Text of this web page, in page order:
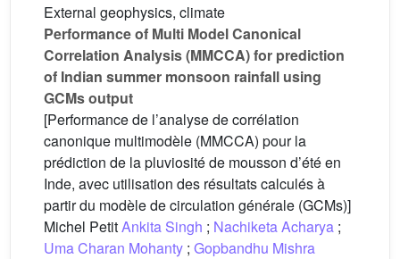
External geophysics, climate
Performance of Multi Model Canonical
Correlation Analysis (MMCCA) for prediction
of Indian summer monsoon rainfall using
GCMs output
[Performance de l’analyse de corrélation
canonique multimodèle (MMCCA) pour la
prédiction de la pluviosité de mousson d’été en
Inde, avec utilisation des résultats calculés à
partir du modèle de circulation générale (GCMs)]
Michel PetitAnkita Singh ; Nachiketa Acharya ;
Uma Charan Mohanty ; Gopbandhu Mishra